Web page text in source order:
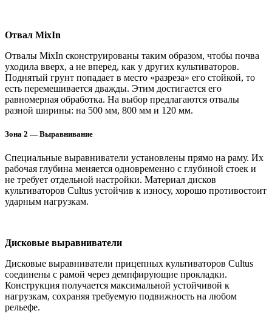
Отвал MixIn
Отвалы MixIn сконструированы таким образом, чтобы почва
уходила вверх, а не вперед, как у других культиваторов.
Поднятый грунт попадает в место «разреза» его стойкой, то
есть перемешивается дважды. Этим достигается его
равномерная обработка. На выбор предлагаются отвалы
разной ширины: на 500 мм, 800 мм и 120 мм.
Зона 2 — Выравнивание
Специальные выравниватели установлены прямо на раму. Их
рабочая глубина меняется одновременно с глубиной стоек и
не требует отдельной настройки. Материал дисков
культиваторов Cultus устойчив к износу, хорошо противостоит
ударным нагрузкам.
Дисковые выравниватели
Дисковые выравниватели прицепных культиваторов Cultus
соединены с рамой через демпфирующие прокладки.
Конструкция получается максимальной устойчивой к
нагрузкам, сохраняя требуемую подвижность на любом
рельефе.